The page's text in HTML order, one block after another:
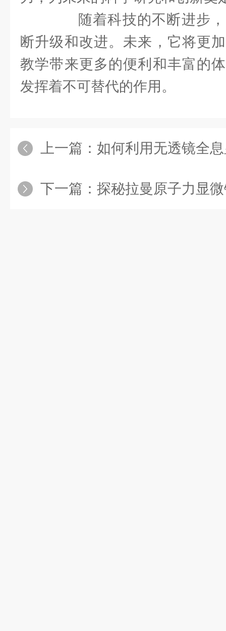
随着科技的不断进步，
断升级和改进。未来，它将更
教学带来更多的便利和丰富的
发挥着不可替代的作用。
上一篇： 如何利用无透镜全息显
下一篇： 探秘拉曼原子力显微镜